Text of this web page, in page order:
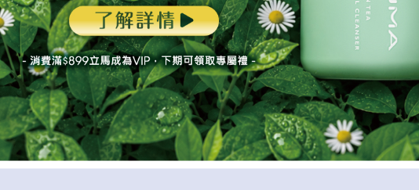
MITSUION P.S.M. Refill
定價：$2450
特價：$980
立即購買 加入購物車
MITSUION for HAIR
定價：$
特價：$360
立即購買 加